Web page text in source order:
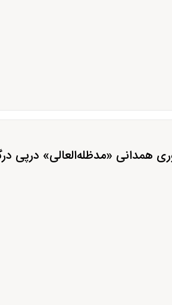
همدانی «مدظله‌العالی» درپی